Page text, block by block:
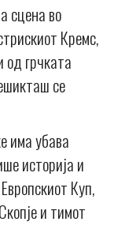
сцена во
Кремс,
грчката
се
има убава
историја и
Куп,
и тимот